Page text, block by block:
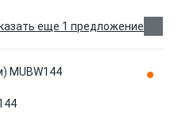
еще 1 предложение
MUBW144